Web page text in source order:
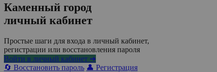
Каменный город
личный кабинет
Простые шаги для входа в личный кабинет,
регистрации или восстановления пароля
Войти в личный кабинет ➜
🔄 Восстановить пароль 👤 Регистрация